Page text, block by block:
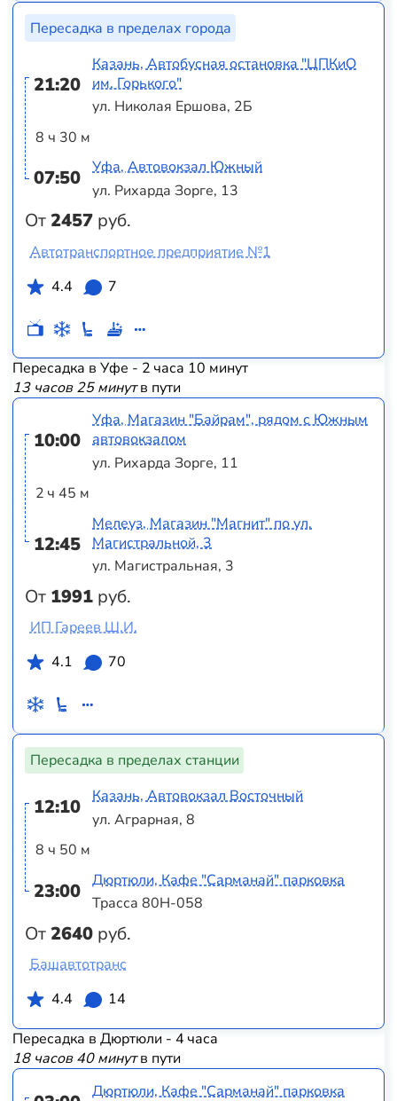
Пересадка в пределах города
21:20
8 ч 30 м
07:50
От2457 руб.
Казань, Автобусная остановка "ЦПКиО
им. Горького"
ул. Николая Ершова, 2Б
Уфа, Автовокзал Южный
ул. Рихарда Зорге, 13
Автотранспортное предприятие №1
4.4
7
Пересадка в Уфе - 2 часа 10 минут
13 часов 25 минутв пути
10:00
2 ч 45 м
12:45
От 1991 руб.
Уфа, Магазин "Байрам", рядом с Южным
автовокзалом
ул. Рихарда Зорге, 11
Мелеуз, Магазин "Магнит" по ул.
Магистральной, 3
ул. Магистральная, 3
ИП Гареев Ш.И.
4.1
70
Пересадка в пределах станции
12:10
8 ч 50 м
23:00
От2640 руб.
Казань, Автовокзал Восточный
ул. Аграрная, 8
Дюртюли, Кафе "Сарманай" парковка
Трасса 80Н-058
Башавтотранс
4.4
14
Пересадка в Дюртюли - 4 часа
18 часов 40 минутв пути
Дюртюли, Кафе "Сарманай" парковка